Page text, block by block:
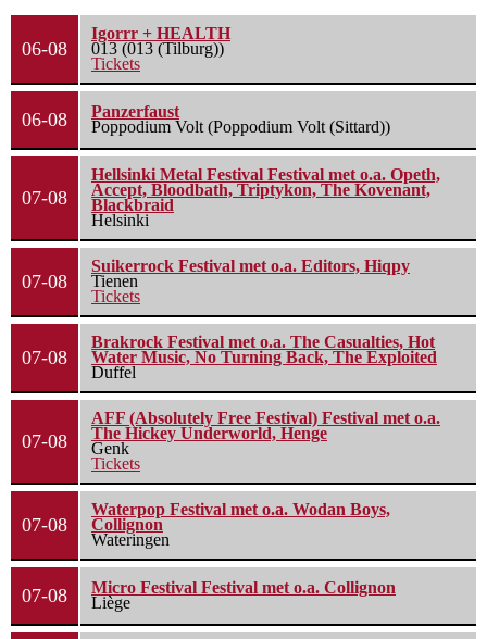
06-08
Igorrr + HEALTH
013 (013 (Tilburg))
Tickets
06-08
Panzerfaust
Poppodium Volt (Poppodium Volt (Sittard))
07-08
Hellsinki Metal Festival Festival met o.a. Opeth,
Accept, Bloodbath, Triptykon, The Kovenant,
Blackbraid
Helsinki
07-08
Suikerrock Festival met o.a. Editors, Hiqpy
Tienen
Tickets
07-08
Brakrock Festival met o.a. The Casualties, Hot
Water Music, No Turning Back, The Exploited
Duffel
07-08
AFF (Absolutely Free Festival) Festival met o.a.
The Hickey Underworld, Henge
Genk
Tickets
07-08
Waterpop Festival met o.a. Wodan Boys,
Collignon
Wateringen
07-08
Micro Festival Festival met o.a. Collignon
Liège